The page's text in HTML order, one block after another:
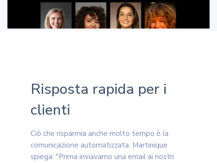
Risposta rapida per i
clienti
Ciò che risparmia anche molto tempo è la
comunicazione automatizzata. Martinique
spiega: "Prima inviavamo una email ai nostri